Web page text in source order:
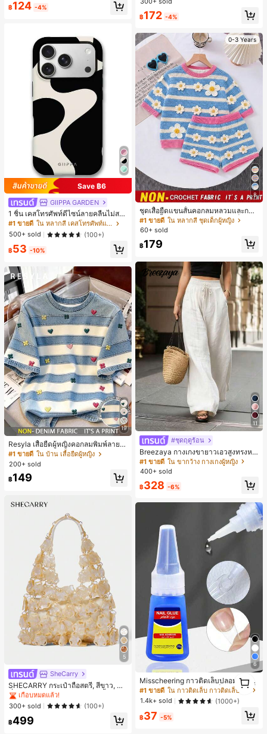
ย แขนกุด ทรงเข้ารูป อเนกประสงค์, เสื้อ
฿124 -4%
Save ฿6
GIIPPA GARDEN
1 ชิ้น เคสโทรศัพท์ดีไซน์ลายคลื่นไม่สม
มาตรสำหรับ Phone 17 Pro Max, เหม
าะสำหรับ Phone 16 Pro Max, 15 Pro
Max, 14 Pro Max, เคสโทรศัพท์สไตล์เ
กาหลีและน่าสนใจ, เข้ากันได้กับ 11/12/
13/14/15/16 Pro Max Plus, ดีไซน์หรู
ขวัญในอุดมคติสำหรับคริสต์มาส, วันว
าเลนไทน์, อีสเตอร์, ฤดูแต่งงานและวันเ
กิดสำหรับแฟนสาว
#1 ขายดี
ใน หลากสี เคสโทรศัพท์แฟชั่น
500+ sold
(100+)
฿53 -10%
19
Resyla เสื้อยืดผู้หญิงคอกลมพิมพ์ลายด
อกไม้ 3D ลายพิมพ์
#1 ขายดี ใน บ้าน เสื้อยืดผู้หญิง
200+ sold
฿149
5
SheCarry
SHECARRY กระเป๋าถือสตรี, สีขาว, แฟ
ชั่น, สง่างาม, วันหยุด, งานปาร์ตี้
#1 ขายดี
เกือบหมดแล้ว!
#1 ขายดี
เกือบหมดแล้ว!
#1 ขายดี
เกือบหมดแล้ว!
#1 ขายดี
ใน บรรยากาศฤดูร้อน กระเป๋าหูหิ้วด้านบนผู้หญิง
เกือบหมดแล้ว!
300+ sold (100+)
฿499
กวัน
฿172 -4%
0-3 Years
8
ชุดเสื้อยืดแขนสั้นคอกลมหลวมและกาง
เกงขาสั้นไบค์เกอร์รัดรูปสำหรับเด็กผู้ห
ญิง สไตล์มินิมอล เหมาะสำหรับฤดูใบไ
#1 ขายดี ใน หลากสี ชุดเด็กผู้หญิง
60+ sold
฿179
11
#ชุดฤดูร้อน
Breezaya กางเกงขายาวเอวสูงทรงหล
วมขาบานสำหรับผู้หญิง สีขาวเรียบหรูส
ไตล์ชิค เหมาะสำหรับใส่เที่ยวทะเล วันห
ยโอกาสในชีวิตประจำวัน
#1 ขายดี ใน ขากว้าง กางเกงผู้หญิง
400+ sold
฿328 -6%
6
Misscheering กาวติดเล็บปลอม 20 กรั
ม แรงยึดสูง เจลสติกเกอร์เล็บนุ่ม แห้งเร็
ว เหมาะสำหรับผู้เริ่มต้นทำเล็บ ติดทนน
าน
#1 ขายดี
ใน กาวติดเล็บ กาวติดเล็บและสารยึดติด
1.4k+ sold
(1000+)
฿37 -5%
1